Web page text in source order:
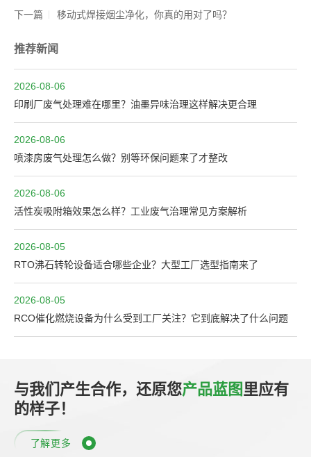
下一篇
移动式焊接烟尘净化，你真的用对了吗？
推荐新闻
2026-08-06
印刷厂废气处理难在哪里？油墨异味治理这样解决更合理
2026-08-06
喷漆房废气处理怎么做？别等环保问题来了才整改
2026-08-06
活性炭吸附箱效果怎么样？工业废气治理常见方案解析
2026-08-05
RTO沸石转轮设备适合哪些企业？大型工厂选型指南来了
2026-08-05
RCO催化燃烧设备为什么受到工厂关注？它到底解决了什么问题
与我们产生合作，还原您产品蓝图里应有
的样子！
了解更多